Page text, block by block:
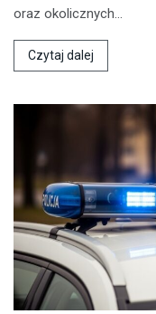
oraz okolicznych…
Czytaj dalej